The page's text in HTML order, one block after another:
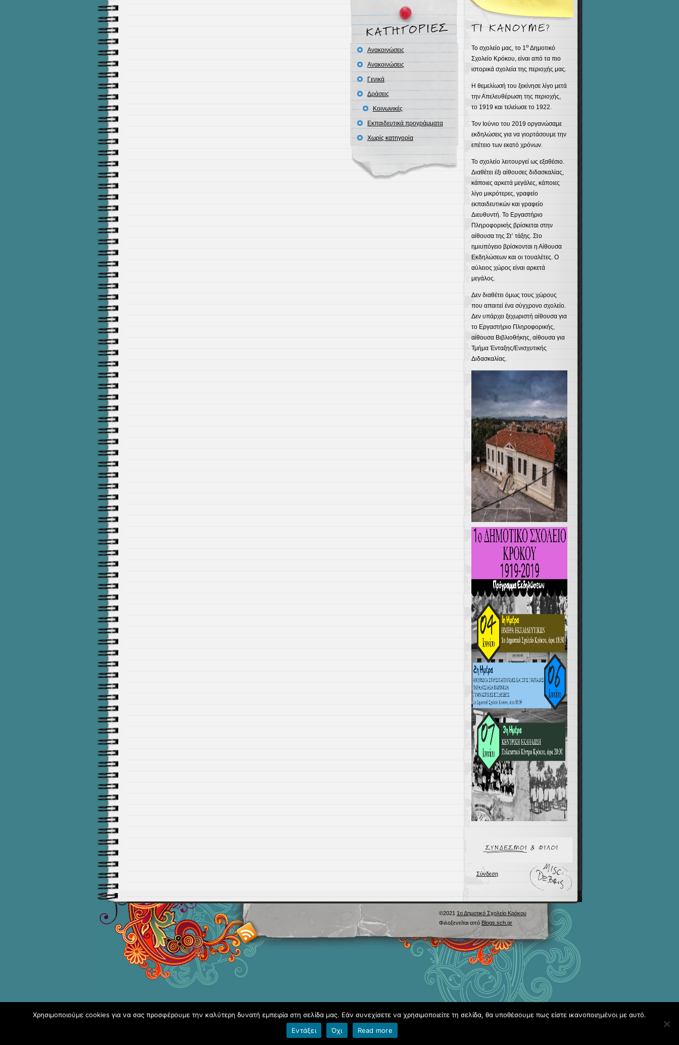
Ανακοινώσεις
Ανακοινώσεις
Γενικά
Δράσεις
Κοινωνικές
Εκπαιδευτικά προγράμματα
Χωρίς κατηγορία
Το σχολείο μας, το 1οΔημοτικό
Σχολείο Κρόκου, είναι από τα πιο
ιστορικά σχολεία της περιοχής μας.
Η θεμελίωσή του ξεκίνησε λίγο μετά
την Απελευθέρωση της περιοχής,
το 1919 και τελείωσε το 1922.
Τον Ιούνιο του 2019 οργανώσαμε
εκδηλώσεις για να γιορτάσουμε την
επέτειο των εκατό χρόνων.
Το σχολείο λειτουργεί ως εξαθέσιο.
Διαθέτει έξι αίθουσες διδασκαλίας,
κάποιες αρκετά μεγάλες, κάποιες
λίγο μικρότερες, γραφείο
εκπαιδευτικών και γραφείο
Διευθυντή. Το Εργαστήριο
Πληροφορικής βρίσκεται στην
αίθουσα της Στ’ τάξης. Στο
ημιυπόγειο βρίσκονται η Αίθουσα
Εκδηλώσεων και οι τουαλέτες. Ο
αύλειος χώρος είναι αρκετά
μεγάλος.
Δεν διαθέτει όμως τους χώρους
που απαιτεί ένα σύγχρονο σχολείο.
Δεν υπάρχει ξεχωριστή αίθουσα για
το Εργαστήριο Πληροφορικής,
αίθουσα Βιβλιοθήκης, αίθουσα για
Τμήμα Ένταξης/Ενισχυτικής
Διδασκαλίας.
Σύνδεση
©2021 1ο Δημοτικό Σχολείο Κρόκου
Φιλοξενείται από Blogs.sch.gr
Όροι χρήσης blogs.sch.gr Δήλωση προσβασιμότητας
Χρησιμοποιούμε cookies για να σας προσφέρουμε την καλύτερη δυνατή εμπειρία στη σελίδα μας. Εάν συνεχίσετε να χρησιμοποιείτε τη σελίδα, θα υποθέσουμε πως είστε ικανοποιημένοι με αυτό.
Εντάξει
Όχι Read more